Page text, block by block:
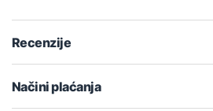
Recenzije
Načini plaćanja